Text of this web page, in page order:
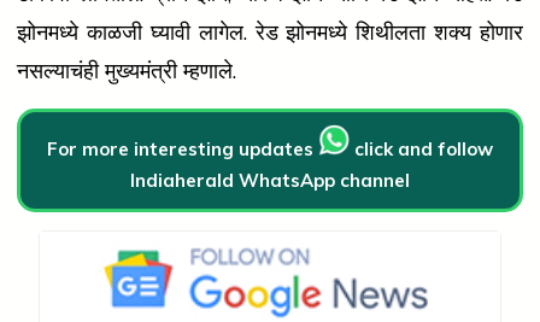
झोनमध्ये काळजी घ्यावी लागेल. रेड झोनमध्ये शिथीलता शक्य होणार
नसल्याचंही मुख्यमंत्री म्हणाले.
For more interesting updates
click and follow
Indiaherald WhatsApp channel